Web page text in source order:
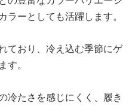
ラーとしても活躍します。
ており、冷え込む季節にゲ
。
冷たさを感じにくく、履き